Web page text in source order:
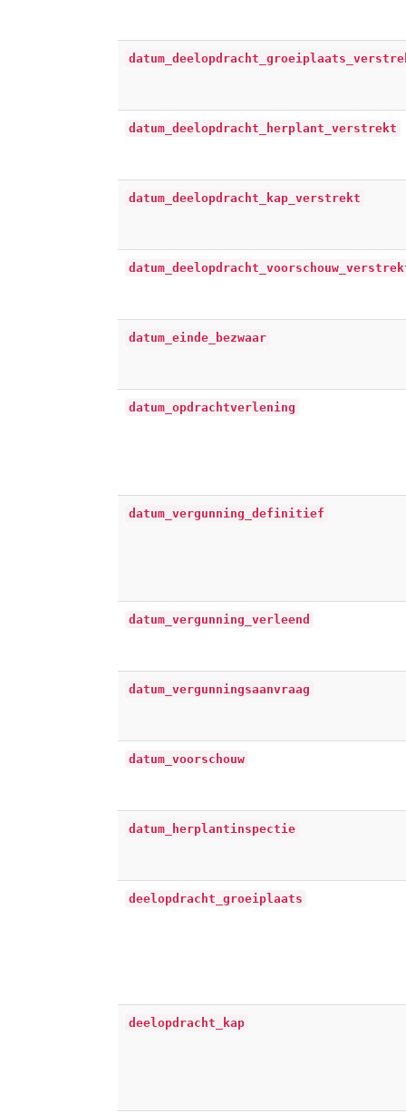
datum_deelopdracht_herplant_verstrekt
datum_deelopdracht_kap_verstrekt
datum_einde_bezwaar
datum_opdrachtverlening
datum_vergunning_definitief
datum_vergunning_verleend
datum_vergunningsaanvraag
datum_voorschouw
datum_herplantinspectie
deelopdracht_groeiplaats
deelopdracht_kap